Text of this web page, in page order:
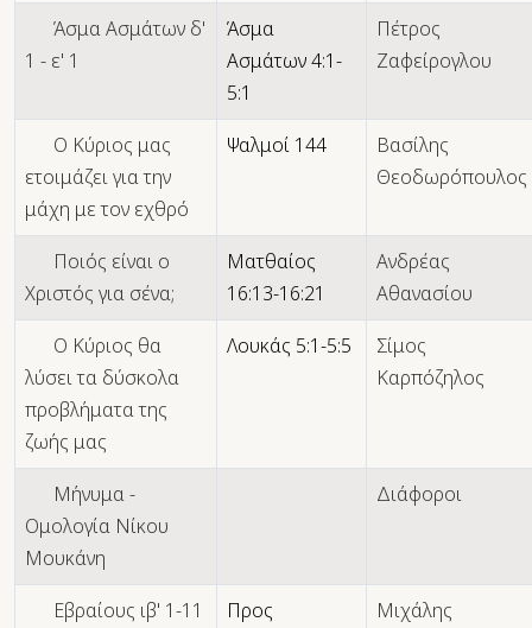
Άσμα Ασμάτων δ'
1 - ε' 1
Άσμα
Ασμάτων 4:1-
5:1
Πέτρος
Ζαφείρογλου
Ο Κύριος μας
ετοιμάζει για την
μάχη με τον εχθρό
Ψαλμοί 144
Βασίλης
Θεοδωρόπουλος
Ποιός είναι ο
Χριστός για σένα;
Ματθαίος
16:13-16:21
Ανδρέας
Αθανασίου
O Κύριος θα
λύσει τα δύσκολα
προβλήματα της
ζωής μας
Λουκάς 5:1-5:5
Σίμος
Καρπόζηλος
Μήνυμα -
Ομολογία Νίκου
Μουκάνη
Διάφοροι
Εβραίους ιβ' 1-11
Προς
Μιχάλης